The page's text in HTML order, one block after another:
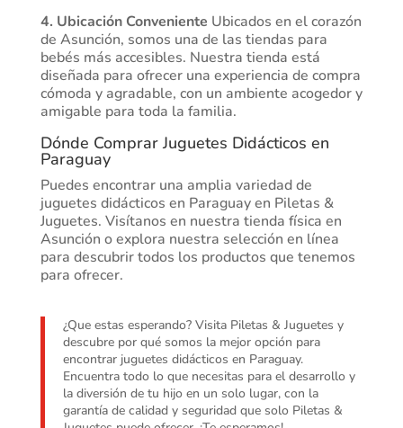
4. Ubicación Conveniente Ubicados en el corazón
de Asunción, somos una de las tiendas para
bebés más accesibles. Nuestra tienda está
diseñada para ofrecer una experiencia de compra
cómoda y agradable, con un ambiente acogedor y
amigable para toda la familia.
Dónde Comprar Juguetes Didácticos en
Paraguay
Puedes encontrar una amplia variedad de
juguetes didácticos en Paraguay en Piletas &
Juguetes. Visítanos en nuestra tienda física en
Asunción o explora nuestra selección en línea
para descubrir todos los productos que tenemos
para ofrecer.
¿Que estas esperando? Visita Piletas & Juguetes y
descubre por qué somos la mejor opción para
encontrar juguetes didácticos en Paraguay.
Encuentra todo lo que necesitas para el desarrollo y
la diversión de tu hijo en un solo lugar, con la
garantía de calidad y seguridad que solo Piletas &